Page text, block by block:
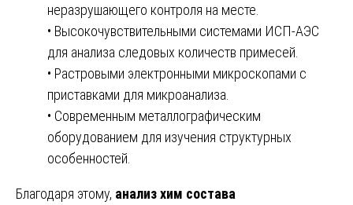
неразрушающего контроля на месте.
• Высокочувствительными системами ИСП-АЭС
для анализа следовых количеств примесей.
• Растровыми электронными микроскопами с
приставками для микроанализа.
• Современным металлографическим
оборудованием для изучения структурных
особенностей.
Благодаря этому, анализ хим состава